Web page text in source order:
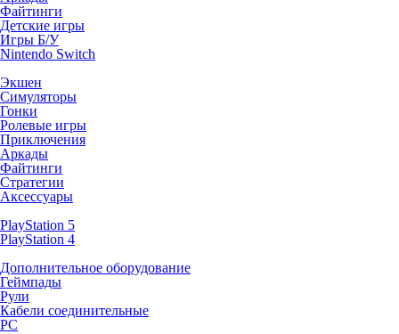
Файтинги
Детские игры
Игры Б/У
Nintendo Switch
Экшен
Симуляторы
Гонки
Ролевые игры
Приключения
Аркады
Файтинги
Стратегии
Аксессуары
PlayStation 5
PlayStation 4
Дополнительное оборудование
Геймпады
Рули
Кабели соединительные
PC